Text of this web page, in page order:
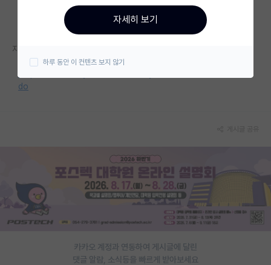
미국 대학원 합격 후기 게시판
대학원생 모집 게시판
연구실(PI) 홍보 게시판
취업 게시판
임용 후기 게시판
PI 전용 게시판
인문사회 계열 게시판
자세한 내용은 홈페이지를 참고해 주세요.
do
카카오 계정과 연동하여 게시글에 달린
댓글 알람, 소식등을 빠르게 받아보세요
자세히 보기
하루 동안 이 컨텐츠 보지 않기